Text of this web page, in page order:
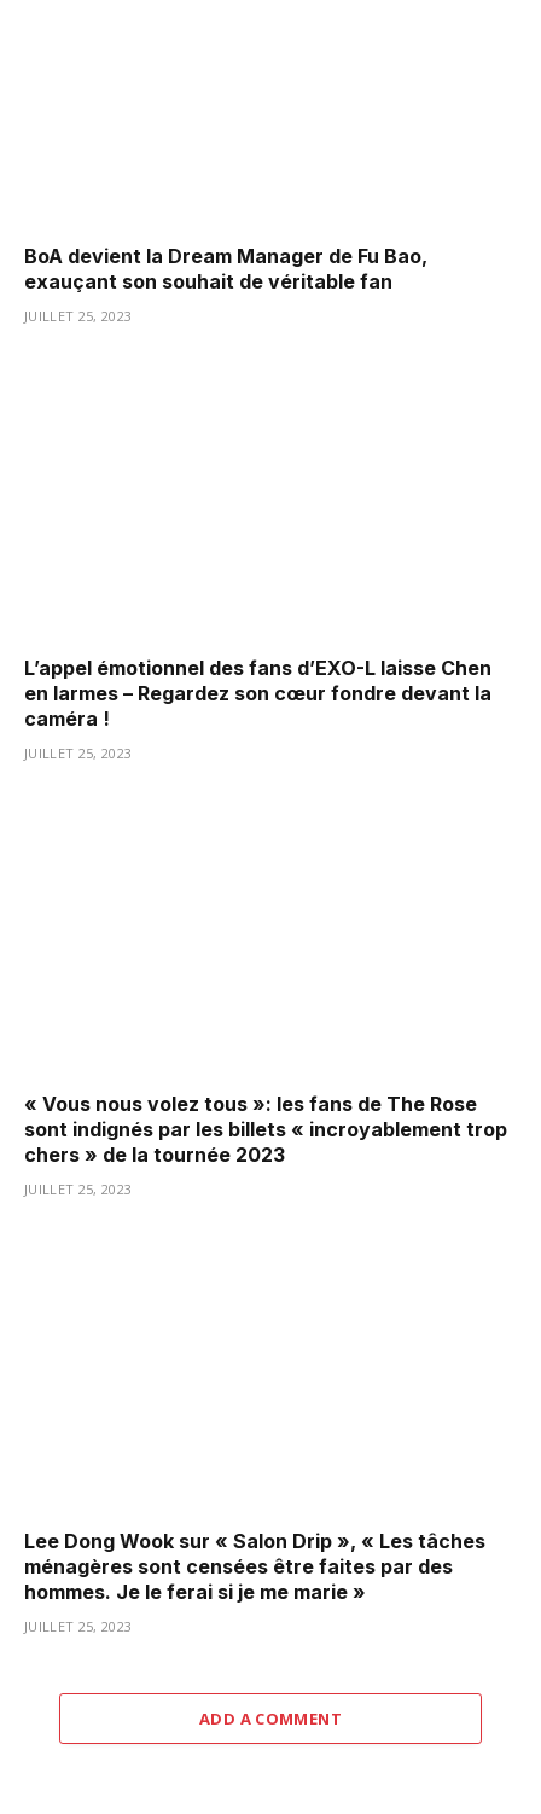
BoA devient la Dream Manager de Fu Bao,
exauçant son souhait de véritable fan
JUILLET 25, 2023
L’appel émotionnel des fans d’EXO-L laisse Chen
en larmes – Regardez son cœur fondre devant la
caméra !
JUILLET 25, 2023
« Vous nous volez tous »: les fans de The Rose
sont indignés par les billets « incroyablement trop
chers » de la tournée 2023
JUILLET 25, 2023
Lee Dong Wook sur « Salon Drip », « Les tâches
ménagères sont censées être faites par des
hommes. Je le ferai si je me marie »
JUILLET 25, 2023
ADD A COMMENT